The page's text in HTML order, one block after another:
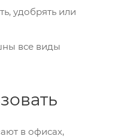
удобрять или
все виды
в офисах,